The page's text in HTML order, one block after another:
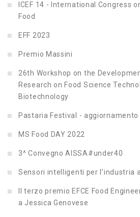
ICEF 14 - International Congress
Food
EFF 2023
Premio Massini
26th Workshop on the
Research on Food Science
Biotechnology
Pastaria Festival - aggiornamento
MS Food DAY 2022
3^ Convegno AISSA#under40
Sensori intelligenti per l’industria
Il terzo premio EFCE Food
a Jessica Genovese